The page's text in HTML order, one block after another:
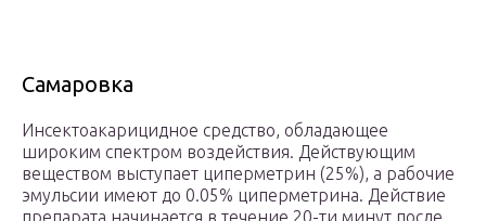
Самаровка
Инсектоакарицидное средство, обладающее
широким спектром воздействия. Действующим
веществом выступает циперметрин (25%), а рабочие
эмульсии имеют до 0.05% циперметрина. Действие
препарата начинается в течение 20-ти минут после